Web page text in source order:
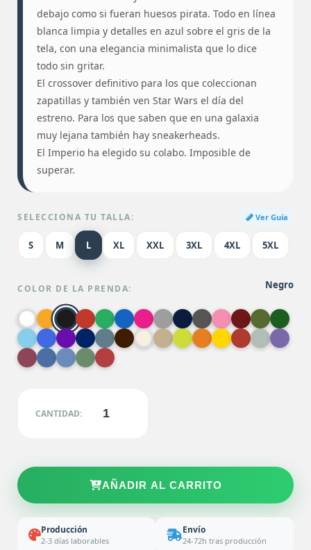
debajo como si fueran huesos pirata. Todo en línea
blanca limpia y detalles en azul sobre el gris de la
tela, con una elegancia minimalista que lo dice
todo sin gritar.
El crossover definitivo para los que coleccionan
zapatillas y también ven Star Wars el día del
estreno. Para los que saben que en una galaxia
muy lejana también hay sneakerheads.
El Imperio ha elegido su colabo. Imposible de
superar.
SELECCIONA TU TALLA: Ver Guía
S M L XL XXL 3XL 4XL 5XL
COLOR DE LA PRENDA: Negro
CANTIDAD:
AÑADIR AL CARRITO
Producción
2-3 días laborables
Envío
24-72h tras producción